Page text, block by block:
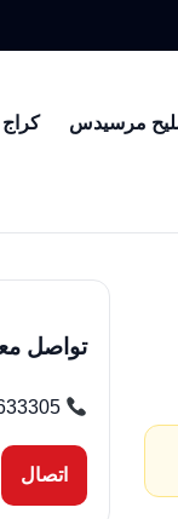
مرسيدس كراج
تواصل
66633305
اتصال